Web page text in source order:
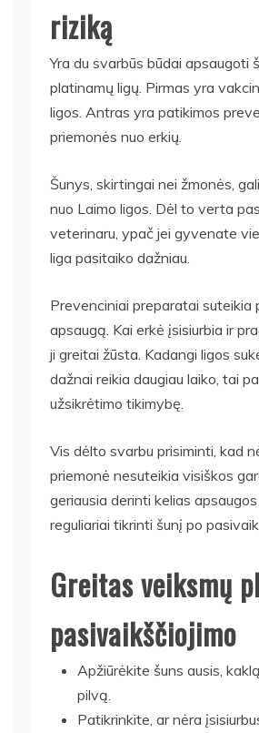
riziką
Yra du svarbūs būdai apsaugoti
platinamų ligų. Pirmas yra
ligos. Antras yra patikimos
priemonės nuo erkių.
Šunys, skirtingai nei žmonės,
nuo Laimo ligos. Dėl to verta
veterinaru, ypač jei gyvenate
liga pasitaiko dažniau.
Prevenciniai preparatai suteikia
apsaugą. Kai erkė įsisiurbia ir
ji greitai žūsta. Kadangi ligos
dažnai reikia daugiau laiko, tai
užsikrėtimo tikimybę.
Vis dėlto svarbu prisiminti, kad
priemonė nesuteikia visiškos
geriausia derinti kelias
reguliariai tikrinti šunį po
Greitas veiksmų
pasivaikščiojimo
Apžiūrėkite šuns ausis,
pilvą.
Patikrinkite, ar nėra